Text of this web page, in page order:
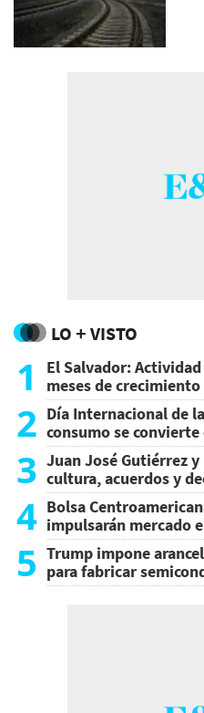
LO + VISTO
1
El Salvador:
meses de
2 Día Internacional de
consumo se
3 Juan José Gutiérrez
cultura, acuerdos y
4 Bolsa
impulsarán mercado
5 Trump impone
para fabricar